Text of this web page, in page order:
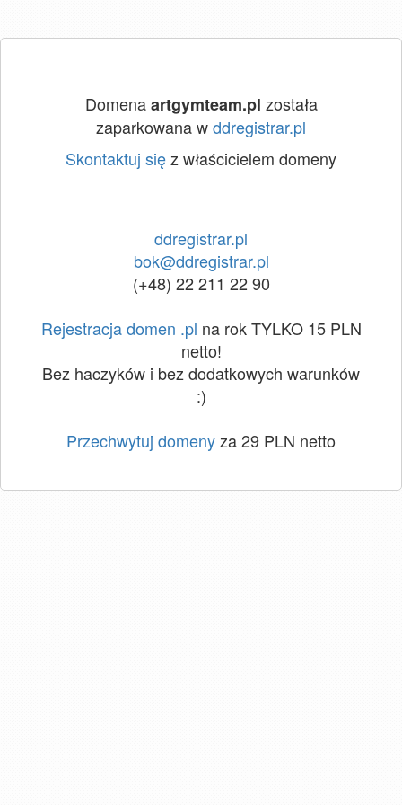
Domenaartgymteam.pl została
zaparkowana wddregistrar.pl
Skontaktuj sięz właścicielem domeny
ddregistrar.pl
bok@ddregistrar.pl
(+48) 22 211 22 90
Rejestracja domen .pl na rok TYLKO 15 PLN
netto!
Bez haczyków i bez dodatkowych warunków
:)
Przechwytuj domenyza 29 PLN netto